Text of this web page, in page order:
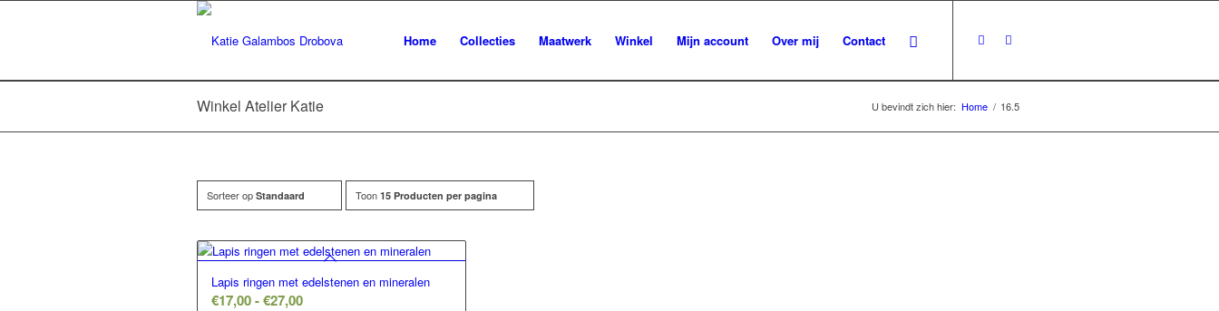
Home Collecties Maatwerk Winkel Mijn account Over mij Contact
Winkel Atelier Katie U bevindt zich hier: Home / 16.5
Sorteer op Standaard Toon 15 Producten per pagina
Lapis ringen met edelstenen en mineralen
€17,00-€27,00Prijsklasse: